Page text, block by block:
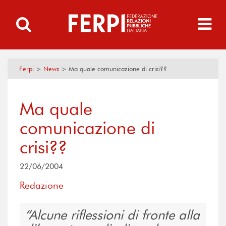
Ferpi > News > Ma quale comunicazione di crisi??
Ma quale
comunicazione di
crisi??
22/06/2004
Redazione
Alcune riflessioni di fronte alla